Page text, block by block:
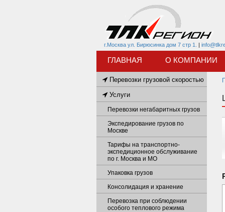
г.Москва ул. Бирюсинка дом 7 стр 1. |
ГЛАВНАЯ О КОМПАНИИ
Перевозки грузовой скоростью
Услуги
Перевозки негабаритных грузов
Экспедирование грузов по
Москве
Тарифы на транспортно-
экспедиционное обслуживание
по г. Москва и МО
Упаковка грузов
Консолидация и хранение
Перевозка при соблюдении
особого теплового режима